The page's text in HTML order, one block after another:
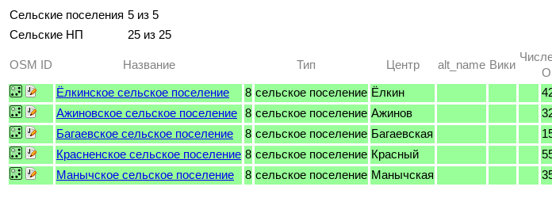
Сельские поселения 5 из 5
Сельские НП
25 из 25
OSM ID Название Тип Центр alt_name Вики
Ёлкинское сельское поселение 8 сельское поселение Ёлкин
Ажиновское сельское поселение 8 сельское поселение Ажинов
Багаевское сельское поселение
8 сельское поселение Багаевская
Красненское сельское поселение 8 сельское поселение Красный
Манычское сельское поселение
8 сельское поселение Манычская